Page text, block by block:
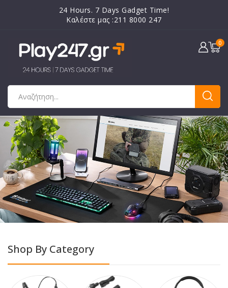
24 Hours. 7 Days Gadget Time!
Καλέστε μας :211 8000 247
0
Shop By Category